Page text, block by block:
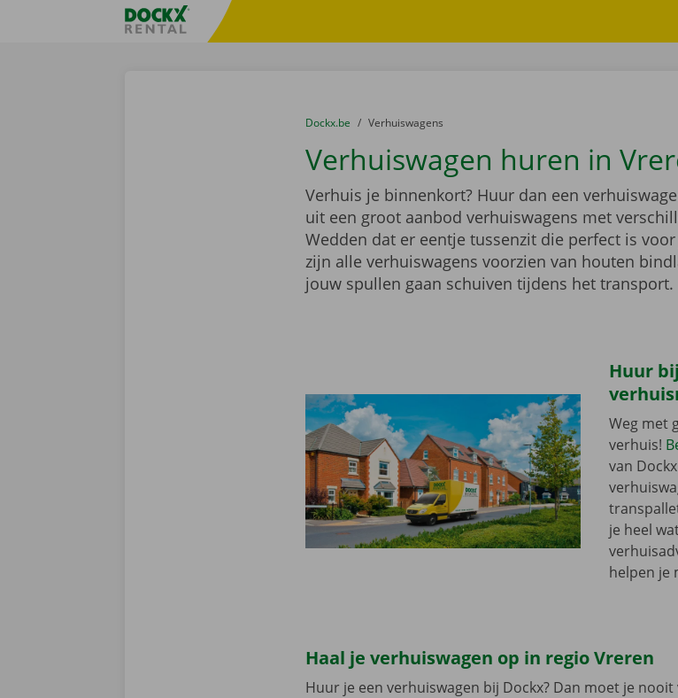
Taalselectie overslaanFratello DEMO
U bevindt zich hier:
van
Dockx.be naar
Verhuiswagens
Verhuiswagen huren in
Verhuis je binnenkort? Huur dan een
uit een groot aanbod verhuiswagens met
Wedden dat er eentje tussenzit die perfect is
zijn alle verhuiswagens voorzien van houten
jouw spullen gaan schuiven tijdens het transport.
Huur
Weg met
verhuis!
van
je heel
helpen je
Haal je verhuiswagen op in regio Vreren
Huur je een verhuiswagen bij Dockx? Dan moet je